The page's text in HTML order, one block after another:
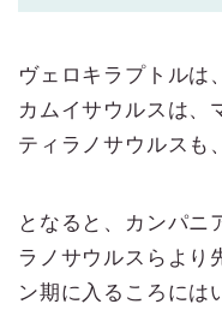
ヴェロキラプトルは
カムイサウルスは、
ティラノサウルスも
となると、カンパニ
ラノサウルスらより
ン期に入るころには